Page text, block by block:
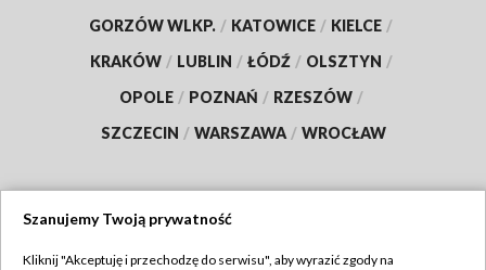
GORZÓW WLKP. / KATOWICE / KIELCE /
KRAKÓW / LUBLIN / ŁÓDŹ / OLSZTYN /
OPOLE / POZNAŃ / RZESZÓW /
SZCZECIN / WARSZAWA / WROCŁAW
Szanujemy Twoją prywatność
Kliknij "Akceptuję i przechodzę do serwisu", aby wyrazić zgody na